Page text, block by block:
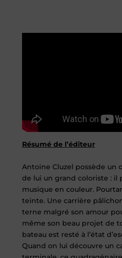
Résumé de l’éditeur
Antoine Cluzel possède un
de lui un grand coloriste : il
musique en couleur.
teinte. Une carrière
terne malgré son amour
même son beau projet de
bateau est resté à l’état
Quand on lui découvre un